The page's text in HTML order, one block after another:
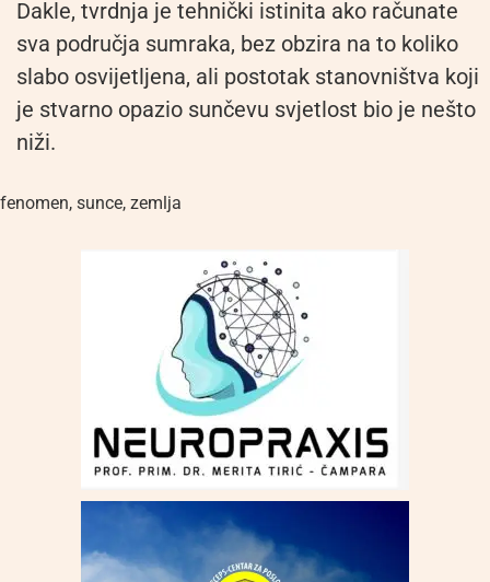
Dakle, tvrdnja je tehnički istinita ako računate
sva područja sumraka, bez obzira na to koliko
slabo osvijetljena, ali postotak stanovništva koji
je stvarno opazio sunčevu svjetlost bio je nešto
niži.
fenomen, sunce, zemlja